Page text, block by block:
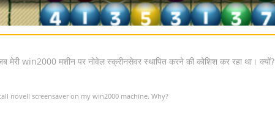
win2000 मशीन पर नोवेल स्क्रीनसेवर स्थापित करने की कोशिश कर रहा था। क्यों?
novell screensaver on my win2000 machine. Why?